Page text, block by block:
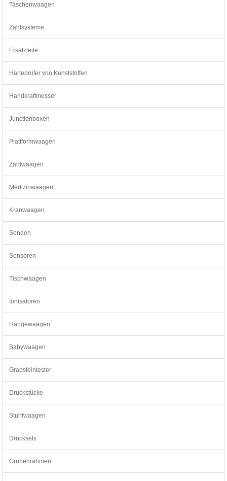
Taschenwaagen
Zählsysteme
Ersatzteile
Härteprüfer von Kunststoffen
Handkraftmesser
Junctionboxen
Plattformwaagen
Zählwaagen
Medizinwaagen
Kranwaagen
Sonden
Sensoren
Tischwaagen
Ionisatoren
Hängewaagen
Babywaagen
Grabsteintester
Druckstücke
Stuhlwaagen
Drucksets
Grubenrahmen